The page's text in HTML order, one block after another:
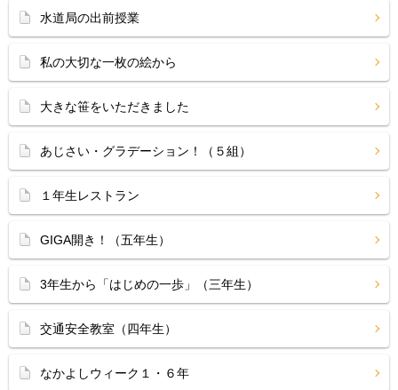
水道局の出前授業
私の大切な一枚の絵から
大きな笹をいただきました
あじさい・グラデーション！（５組）
１年生レストラン
GIGA開き！（五年生）
3年生から「はじめの一歩」（三年生）
交通安全教室（四年生）
なかよしウィーク１・６年